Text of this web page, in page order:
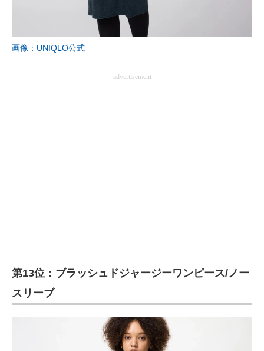
画像：UNIQLO公式
advertisement
第13位：ブラッシュドジャージーワンピース/ノー
スリーブ